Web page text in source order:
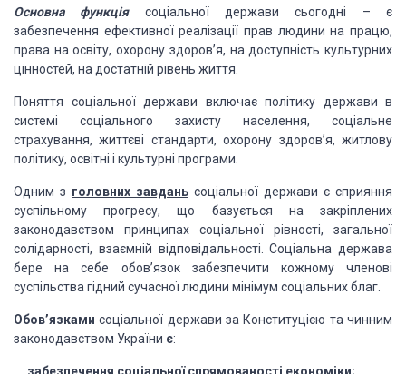
Основна функціясоціальної держави сьогодні – є
забезпечення ефективної реалізації прав людини на працю,
права на освіту, охорону здоров’я, на доступність культурних
цінностей, на достатній рівень життя.
Поняття соціальної держави включає політику держави в
системі соціального захисту населення, соціальне
страхування, життєві стандарти, охорону здоров’я, житлову
політику, освітні і культурні програми.
Одним з головних завдань соціальної держави є сприяння
суспільному прогресу, що базується на закріплених
законодавством принципах соціальної рівності, загальної
солідарності, взаємній відповідальності. Соціальна держава
бере на себе обов’язок забезпечити кожному членові
суспільства гідний сучасної людини мінімум соціальних благ.
Обов’язками соціальної держави за Конституцією та чинним
законодавством України є: